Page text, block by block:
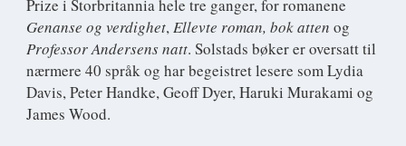
Prize i Storbritannia hele tre ganger, for romanene
Genanse og verdighet,Ellevte roman, bok atten og
Professor Andersens natt. Solstads bøker er oversatt til
nærmere 40 språk og har begeistret lesere som Lydia
Davis, Peter Handke, Geoff Dyer, Haruki Murakami og
James Wood.